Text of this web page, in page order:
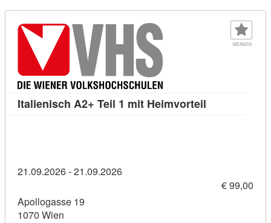
MERKEN
Italienisch A2+ Teil 1 mit Heimvorteil
21.09.2026 - 21.09.2026
€ 99,00
Apollogasse 19
1070 Wien